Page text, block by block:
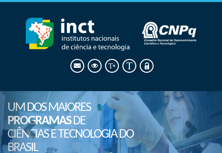
UM DOS MAIORES
PROGRAMASDE
CIÊNCIAS E TECNOLOGIA DO
BRASIL